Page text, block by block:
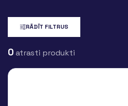
RĀDĪT FILTRUS
0atrasti produkti